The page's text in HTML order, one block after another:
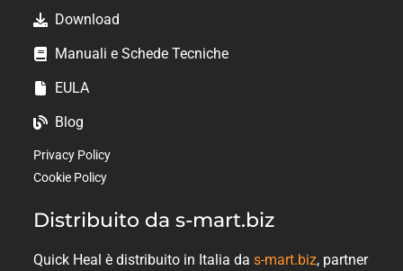
Download
Manuali e Schede Tecniche
EULA
Blog
Privacy Policy
Cookie Policy
Distribuito da s-mart.biz
Quick Heal è distribuito in Italia das-mart.biz, partner